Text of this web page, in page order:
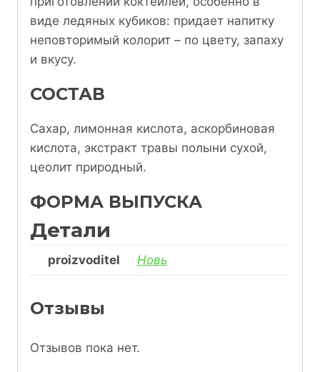
виде ледяных кубиков: придает напитку
неповторимый колорит – по цвету, запаху
и вкусу.
СОСТАВ
Сахар, лимонная кислота, аскорбиновая
кислота, экстракт травы полыни сухой,
цеолит природный.
ФОРМА ВЫПУСКА
Детали
proizvoditel Новь
Отзывы
Отзывов пока нет.